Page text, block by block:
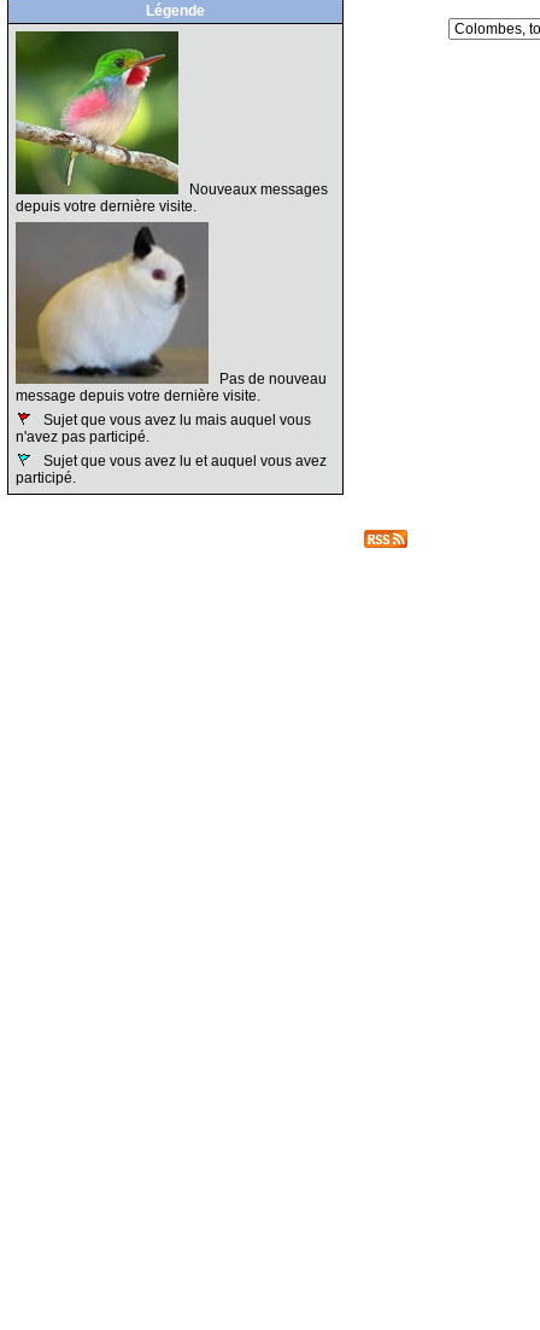
Légende
Nouveaux messages
depuis votre dernière visite.
Pas de nouveau
message depuis votre dernière visite.
Sujet que vous avez lu mais auquel vous
n'avez pas participé.
Sujet que vous avez lu et auquel vous avez
participé.